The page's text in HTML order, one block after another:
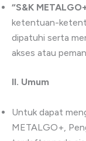
“S&K
ketentuan-
dipatuhi serta
akses atau
II. Umum
Untuk dapat
METALGO+,